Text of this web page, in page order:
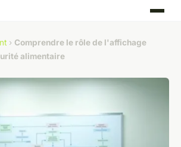
› Comprendre le rôle de l'affichage
alimentaire